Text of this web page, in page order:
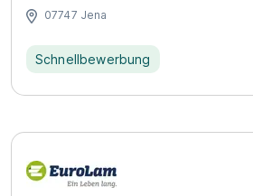
07747 Jena
Schnellbewerbung